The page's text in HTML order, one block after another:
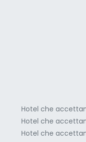
Hotel che
Hotel che
Hotel che